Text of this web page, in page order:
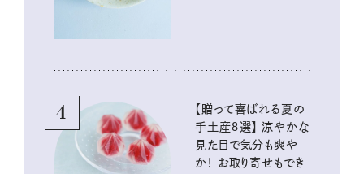
4
【贈って喜ばれる夏の
手土産８選】 涼やかな
見た目で気分も爽や
か！ お取り寄せもでき